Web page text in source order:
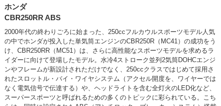
ホンダ
CBR250RR ABS
2000年代の終わりごろに始まった、250ccフルカウルスポーツモデル人気
の中でホンダが投入した単気筒エンジンのCBR250R（MC41）の成功をう
け、CBR250RR（MC51）は、さらに高性能なスポーツモデルを求めるラ
イダーに向けて登場したモデル。水冷4ストローク並列2気筒DOHCエンジ
ンやフレームが新設計されただけでなく、250ccクラスではじめて採用さ
れたスロットル・バイ・ワイヤシステム（アクセル開度を、ワイヤーでは
なく電気信号で伝達する）や、ヘッドライトを含む全灯火のLED化など、
スーパースポーツと呼ばれるための多くのトピックに彩られている。こち